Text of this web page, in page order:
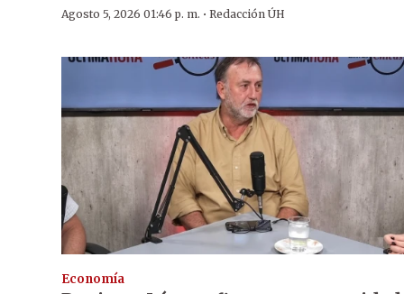
Agosto 5, 2026 01:46 p. m. · Redacción ÚH
Economía